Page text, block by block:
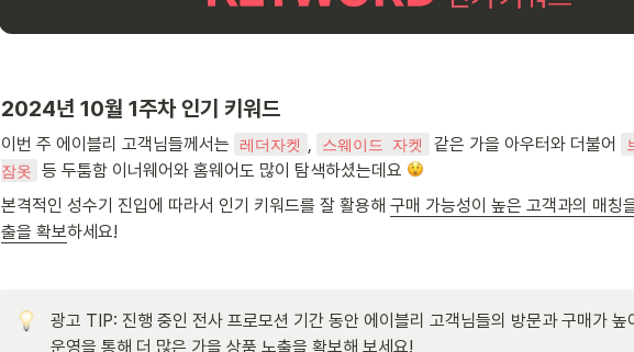
2024년 10월 1주차 인기 키워드
이번 주 에이블리 고객님들께서는 레더자켓 스웨이드 자켓 같은 가을 아우터와 더불어
잠옷
등 두툼함 이너웨어와 홈웨어도 많이 탐색하셨는데요
본격적인 성수기 진입에 따라서 인기 키워드를 잘 활용해 구매 가능성이 높은 고객과의 매칭
출을 확보하세요!
광고 TIP: 진행 중인 전사 프로모션 기간 동안 에이블리 고객님들의 방문과 구매가 높
운영을 통해 더 많은 가을 상품 노출을 확보해 보세요!